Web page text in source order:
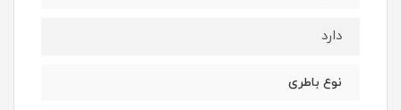
دارد
نوع باطری